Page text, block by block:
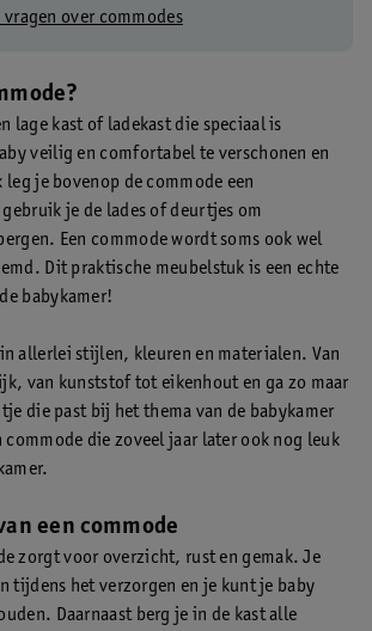
vragen over commodes
lage kast of ladekast die speciaal is
veilig en comfortabel te verschonen en
leg je bovenop de commode een
je de lades of deurtjes om
Een commode wordt soms ook wel
Dit praktische meubelstuk is een echte
babykamer!
allerlei stijlen, kleuren en materialen. Van
van kunststof tot eikenhout en ga zo maar
die past bij het thema van de babykamer
commode die zoveel jaar later ook nog leuk
een commode
zorgt voor overzicht, rust en gemak. Je
tijdens het verzorgen en je kunt je baby
Daarnaast berg je in de kast alle